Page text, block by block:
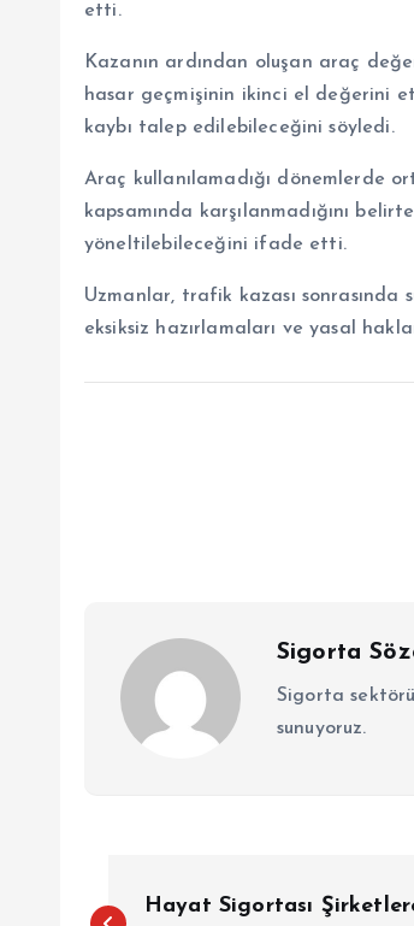
etti.
Kazanın ardından oluşan araç
hasar geçmişinin ikinci el değerini
kaybı talep edilebileceğini söyledi.
Araç kullanılamadığı dönemlerde
kapsamında karşılanmadığını
yöneltilebileceğini ifade etti.
Uzmanlar, trafik kazası sonrasında
eksiksiz hazırlamaları ve yasal
Sigorta
Sigorta
sunuyoruz.
Hayat Sigortası